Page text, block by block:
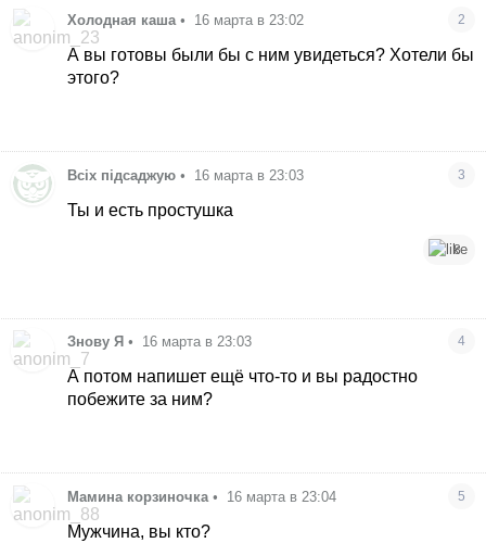
Холодная каша • 16 марта в 23:02 2
А вы готовы были бы с ним увидеться? Хотели бы
этого?
Всіх підсаджую • 16 марта в 23:03 3
Ты и есть простушка
8
Знову Я • 16 марта в 23:03 4
А потом напишет ещё что-то и вы радостно
побежите за ним?
Мамина корзиночка • 16 марта в 23:04 5
Мужчина, вы кто?